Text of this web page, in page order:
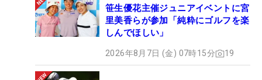
笹生優花主催ジュニアイベントに宮
里美香らが参加「純粋にゴルフを楽
しんでほしい」
2026年8月7日 (金) 07時15分 19